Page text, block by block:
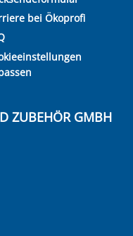
bei Ökoprofi
ZUBEHÖR GMBH